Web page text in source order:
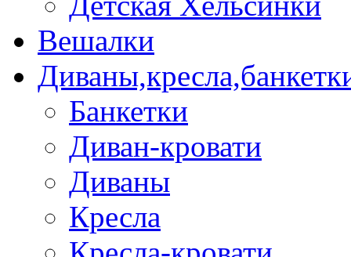
Вешалки
Банкетки
Диван-кровати
Диваны
Кресла